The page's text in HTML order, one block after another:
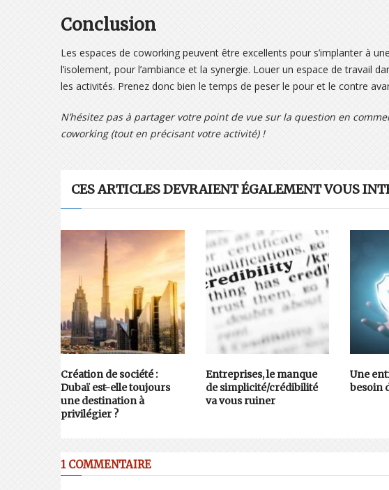
Conclusion
Les espaces de coworking peuvent être excellents pour s’implanter à
l’isolement, pour l’ambiance et la synergie. Louer un espace de travail
les activités. Prenez donc bien le temps de peser le pour et le contre
N’hésitez pas à partager votre point de vue sur la question en
coworking (tout en précisant votre activité) !
CES ARTICLES DEVRAIENT ÉGALEMENT VOUS
Création de société :
Dubaï est-elle toujours
une destination à
privilégier ?
Entreprises, le manque
de simplicité/crédibilité
va vous ruiner
Une
besoin
1 COMMENTAIRE